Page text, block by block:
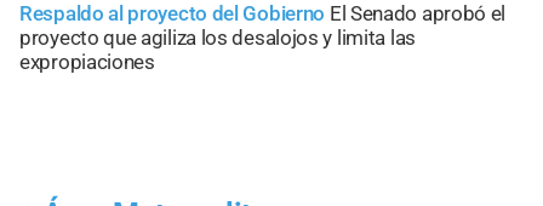
Respaldo al proyecto del Gobierno El Senado aprobó el
proyecto que agiliza los desalojos y limita las
expropiaciones